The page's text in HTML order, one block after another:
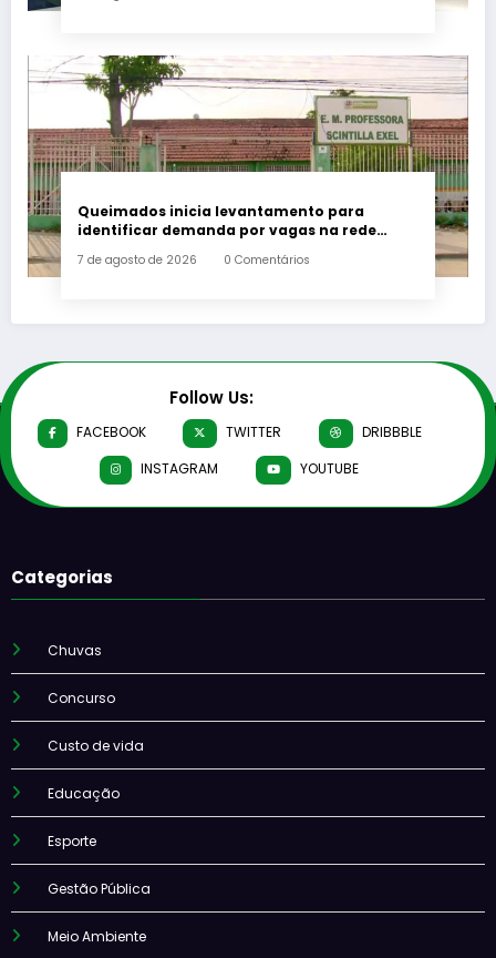
Queimados inicia levantamento para
identificar demanda por vagas na rede
7 de agosto de 2026 0 Comentários
Follow Us:
FACEBOOK TWITTER
DRIBBBLE
INSTAGRAM
YOUTUBE
Categorias
Chuvas
Concurso
Custo de vida
Educação
Esporte
Gestão Pública
Meio Ambiente